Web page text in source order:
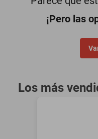
¡Pero las
Los más